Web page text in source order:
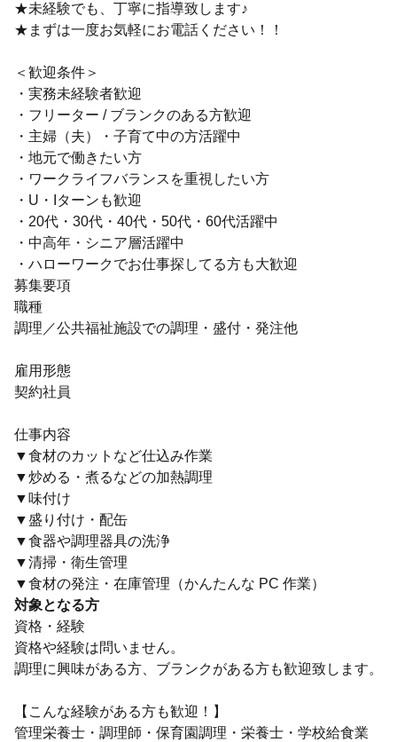
★未経験でも、丁寧に指導致します♪
★まずは一度お気軽にお電話ください！！
＜歓迎条件＞
・実務未経験者歓迎
・フリーター / ブランクのある方歓迎
・主婦（夫）・子育て中の方活躍中
・地元で働きたい方
・ワークライフバランスを重視したい方
・U・Iターンも歓迎
・20代・30代・40代・50代・60代活躍中
・中高年・シニア層活躍中
・ハローワークでお仕事探してる方も大歓迎
募集要項
職種
調理／公共福祉施設での調理・盛付・発注他
雇用形態
契約社員
仕事内容
▼食材のカットなど仕込み作業
▼炒める・煮るなどの加熱調理
▼味付け
▼盛り付け・配缶
▼食器や調理器具の洗浄
▼清掃・衛生管理
▼食材の発注・在庫管理（かんたんな PC 作業）
対象となる方
資格・経験
資格や経験は問いません。
調理に興味がある方、ブランクがある方も歓迎致します。
【こんな経験がある方も歓迎！】
管理栄養士・調理師・保育園調理・栄養士・学校給食業